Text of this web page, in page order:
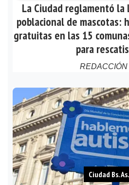
La Ciudad reglamentó la
poblacional de mascotas:
gratuitas en las 15
para
REDACCIÓN
Ciudad Bs. As.